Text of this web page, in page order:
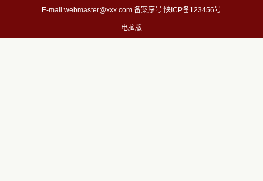
E-mail:webmaster@xxx.com 备案序号:陕ICP备123456号
电脑版